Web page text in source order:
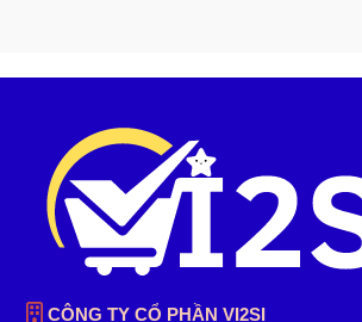
CÔNG TY CỔ PHẦN VI2SI